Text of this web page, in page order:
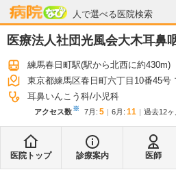
人で選べる医院検索
病院なび
医療法人社団光風会大木耳鼻
練馬春日町駅(駅から北西に約430m)
東京都練馬区春日町六丁目10番45号
耳鼻いんこう科 小児科
アクセス数※ 7月 : 5 6月 : 11 過去12ヶ
医院トップ 診療案内 医師